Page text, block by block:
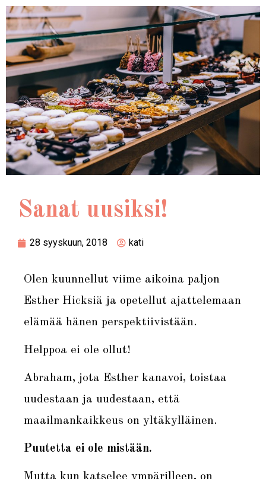
Sanat uusiksi!
28 syyskuun, 2018 kati
Olen kuunnellut viime aikoina paljon
Esther Hicksiä ja opetellut ajattelemaan
elämää hänen perspektiivistään.
Helppoa ei ole ollut!
Abraham, jota Esther kanavoi, toistaa
uudestaan ja uudestaan, että
maailmankaikkeus on yltäkylläinen.
Puutetta ei ole mistään.